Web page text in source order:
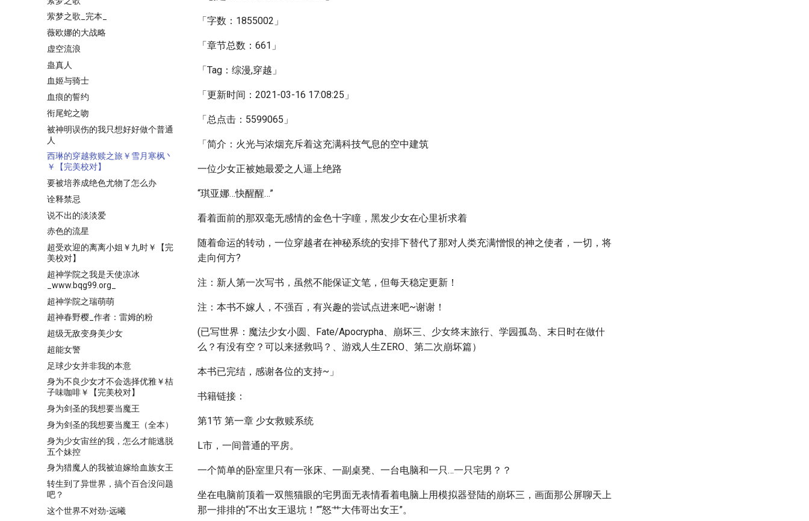
萦梦之歌_完本_
薇欧娜的大战略
虚空流浪
蛊真人
血姬与骑士
血痕的誓约
衔尾蛇之吻
被神明误伤的我只想好好做个普通
人
西琳的穿越救赎之旅￥雪月寒枫丶
￥【完美校对】
要被培养成绝色尤物了怎么办
诠释禁忌
说不出的淡淡爱
赤色的流星
超受欢迎的离离小姐￥九时￥【完
美校对】
超神学院之我是天使凉冰
_www.bqg99.org_
超神学院之瑞萌萌
超神春野樱_作者：雷姆的粉
超级无敌变身美少女
超能女警
足球少女并非我的本意
身为不良少女才不会选择优雅￥桔
子味咖啡￥【完美校对】
身为剑圣的我想要当魔王
身为剑圣的我想要当魔王（全本）
身为少女宙丝的我，怎么才能逃脱
五个妹控
身为猎魔人的我被迫嫁给血族女王
转生到了异世界，搞个百合没问题
吧？
这个世界不对劲-远曦
「字数：1855002」
「章节总数：661」
「Tag：综漫,穿越」
「更新时间：2021-03-16 17:08:25」
「总点击：5599065」
「简介：火光与浓烟充斥着这充满科技气息的空中建筑
一位少女正被她最爱之人逼上绝路
“琪亚娜…快醒醒…”
看着面前的那双毫无感情的金色十字瞳，黑发少女在心里祈求着
随着命运的转动，一位穿越者在神秘系统的安排下替代了那对人类充满憎恨的神之使者，一切，将
走向何方?
注：新人第一次写书，虽然不能保证文笔，但每天稳定更新！
注：本书不嫁人，不强百，有兴趣的尝试点进来吧~谢谢！
(已写世界：魔法少女小圆、Fate/Apocrypha、崩坏三、少女终末旅行、学园孤岛、末日时在做什
么？有没有空？可以来拯救吗？、游戏人生ZERO、第二次崩坏篇）
本书已完结，感谢各位的支持~」
书籍链接：
第1节 第一章 少女救赎系统
L市，一间普通的平房。
一个简单的卧室里只有一张床、一副桌凳、一台电脑和一只…一只宅男？？
坐在电脑前顶着一双熊猫眼的宅男面无表情看着电脑上用模拟器登陆的崩坏三，画面那公屏聊天上
那一排排的“不出女王退坑！”“怒艹大伟哥出女王”。